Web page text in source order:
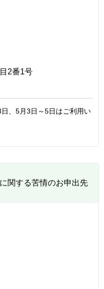
2番1号
、5月3日～5日はご利用い
関する苦情のお申出先